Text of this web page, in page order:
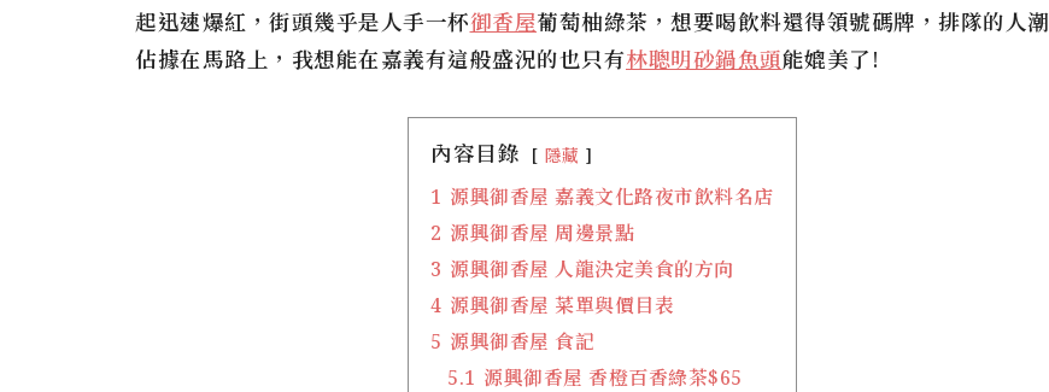
起迅速爆紅，街頭幾乎是人手一杯御香屋葡萄柚綠茶，想要喝飲料還得領號碼牌，排隊的人潮
佔據在馬路上，我想能在嘉義有這般盛況的也只有林聰明砂鍋魚頭能媲美了!
內容目錄 隱藏
1 源興御香屋 嘉義文化路夜市飲料名店
2 源興御香屋 周邊景點
3 源興御香屋 人龍決定美食的方向
4 源興御香屋 菜單與價目表
5 源興御香屋 食記
5.1 源興御香屋 香橙百香綠茶$65